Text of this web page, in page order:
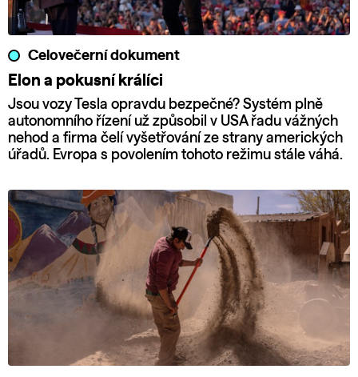
Celovečerní dokument
Elon a pokusní králíci
Jsou vozy Tesla opravdu bezpečné? Systém plně
autonomního řízení už způsobil v USA řadu vážných
nehod a firma čelí vyšetřování ze strany amerických
úřadů. Evropa s povolením tohoto režimu stále váhá.